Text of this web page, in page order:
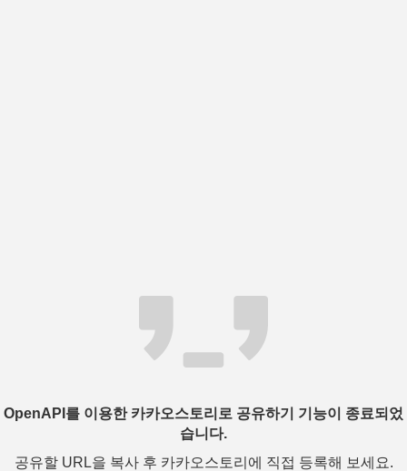
OpenAPI를 이용한 카카오스토리로 공유하기 기능이 종료되었
습니다.
공유할 URL을 복사 후 카카오스토리에 직접 등록해 보세요.